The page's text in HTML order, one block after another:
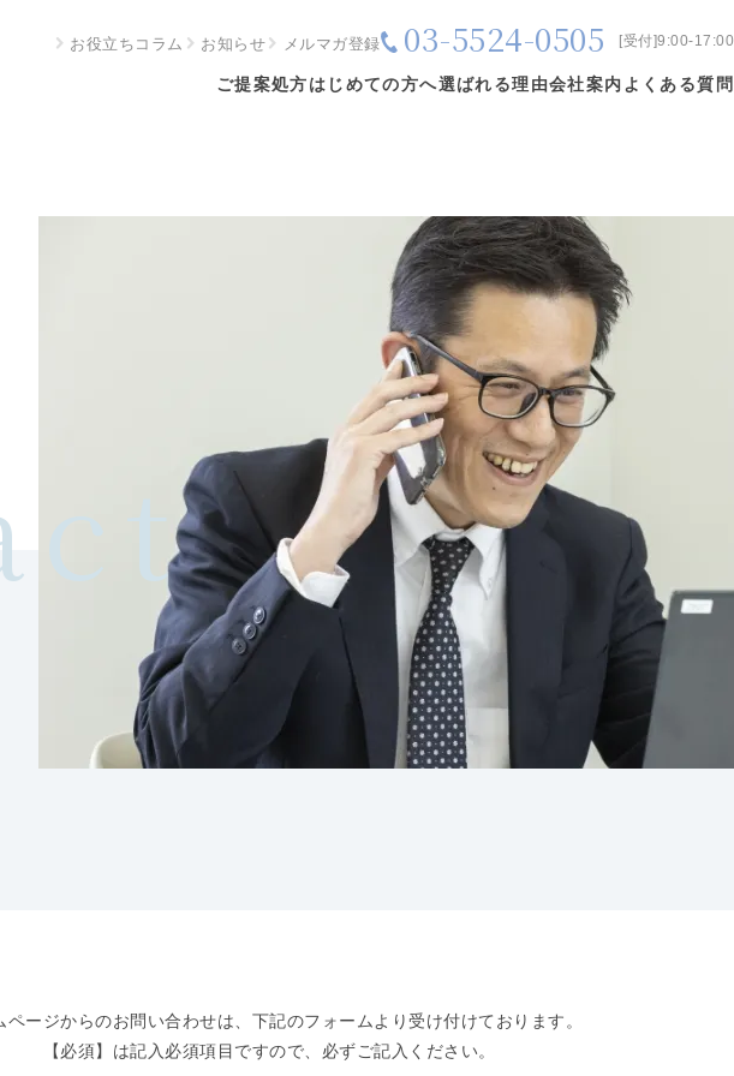
ご提案処方はじめての方へ選ばれる理由会社案内 よくある質問
お役立ちコラム お知らせ メルマガ登録 03-5524-0505 [受付]9:00-17:00
ページからのお問い合わせは、 下記のフォームより受け付けております。
【必須】は記入必須項目ですので、 必ずご記入ください。